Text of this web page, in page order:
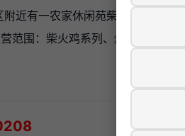
近有一农家休闲苑柴火鸡店，面
范围：柴火鸡系列、炒菜系列，有